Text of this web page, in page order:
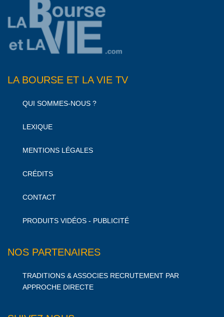
LA BOURSE ET LA VIE TV
QUI SOMMES-NOUS ?
LEXIQUE
MENTIONS LÉGALES
CRÉDITS
CONTACT
PRODUITS VIDÉOS - PUBLICITÉ
NOS PARTENAIRES
TRADITIONS & ASSOCIES RECRUTEMENT PAR
APPROCHE DIRECTE